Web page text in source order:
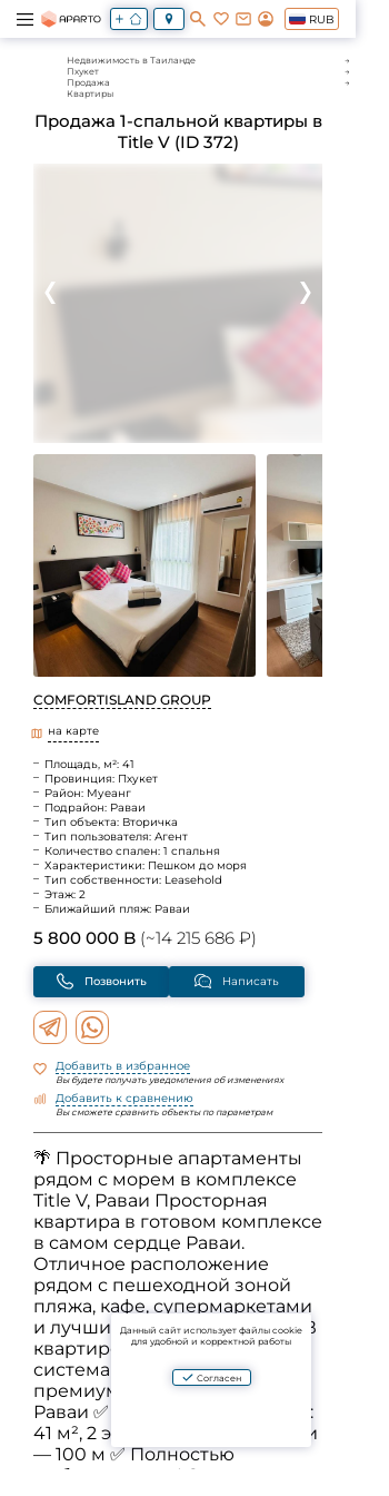
RUB
Недвижимость в Таиланде
Пхукет
Продажа
Квартиры
Продажа 1-спальной квартиры в
Title V (ID 372)
COMFORTISLAND GROUP
на карте
Площадь, м²: 41
Провинция: Пхукет
Район: Муеанг
Подрайон: Раваи
Тип объекта: Вторичка
Тип пользователя: Агент
Количество спален: 1 спальня
Характеристики: Пешком до моря
Тип собственности: Leasehold
Этаж: 2
Ближайший пляж: Раваи
5 800 000 B (~14 215 686 ₽)
Позвонить Написать
Добавить в избранное
Вы будете получать уведомления об изменениях
Добавить к сравнению
Вы сможете сравнить объекты по параметрам
🌴 Просторные апартаменты
рядом с морем в комплексе
Title V, Раваи Просторная
квартира в готовом комплексе
в самом сердце Раваи.
Отличное расположение
рядом с пешеходной зоной
пляжа, кафе, супермаркетами
и лучшими местами района. В
квартире установлена
система фильтрации воды
премиум-класса. 📍Пляж:
Раваи ✅ 1 спальня ✅ Площадь:
41 м², 2 этаж ✅ До пляжа Раваи
— 100 м ✅ Полностью
меблирована ✅ Статус:
Данный сайт использует файлы cookie
для удобной и корректной работы
Согласен